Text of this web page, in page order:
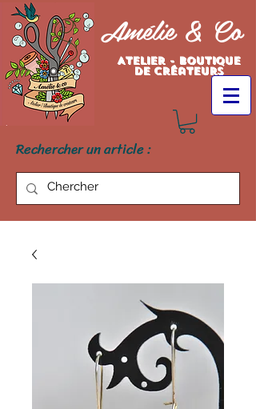
Amélie & Co
Atelier - Boutique
de créateurs
Rechercher un article :